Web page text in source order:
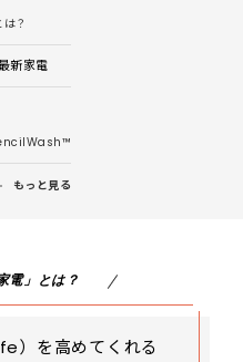
？
新家電
もっと見る
電」とは？
）を高めてくれる